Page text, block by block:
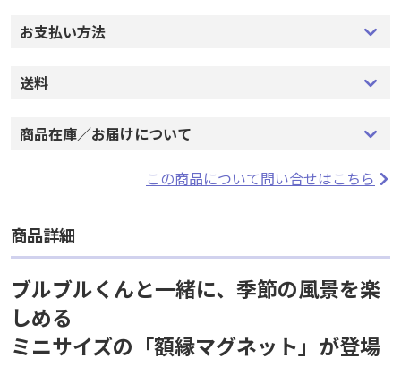
お支払い・送料・お届けについて
商品在庫／お届けについて
ブルブルくんと一緒に、季節の風景を楽
しめる
お支払い方法
送料
商品在庫／お届けについて
この商品について問い合せはこちら
商品詳細
ブルブルくんと一緒に、季節の風景を楽
しめる
ミニサイズの「額縁マグネット」が登場